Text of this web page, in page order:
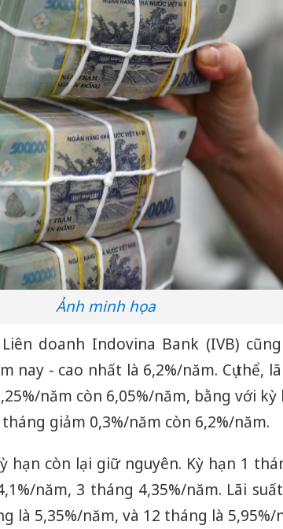
Ảnh minh họa
doanh Indovina Bank (IVB)
nay - cao nhất là 6,2%/năm. Cụ thể,
năm còn 6,05%/năm, bằng với
giảm 0,3%/năm còn 6,2%/năm.
hạn còn lại giữ nguyên. Kỳ hạn 1
năm, 3 tháng 4,35%/năm. Lãi
là 5,35%/năm, và 12 tháng là 5,95%/